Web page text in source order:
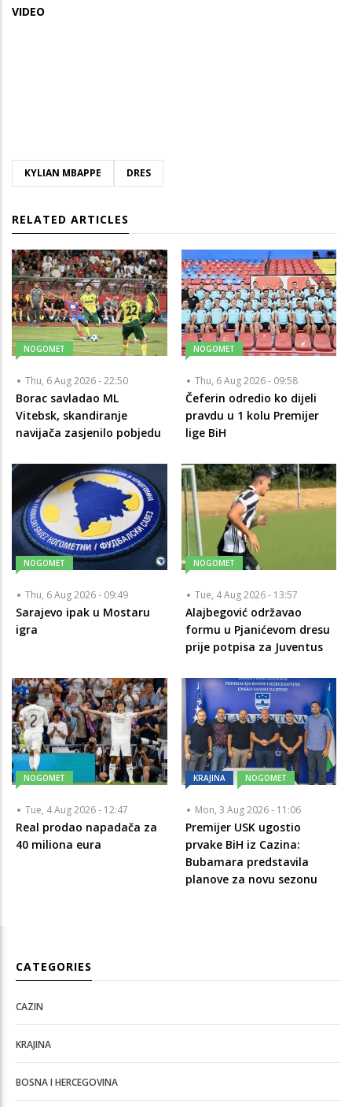
VIDEO
KYLIAN MBAPPE DRES
RELATED ARTICLES
NOGOMET
Thu, 6 Aug 2026 - 22:50
Borac savladao ML
Vitebsk, skandiranje
navijača zasjenilo pobjedu
NOGOMET
Thu, 6 Aug 2026 - 09:58
Čeferin odredio ko dijeli
pravdu u 1 kolu Premijer
lige BiH
NOGOMET
Thu, 6 Aug 2026 - 09:49
Sarajevo ipak u Mostaru
igra
NOGOMET
Tue, 4 Aug 2026 - 13:57
Alajbegović održavao
formu u Pjanićevom dresu
prije potpisa za Juventus
NOGOMET
Tue, 4 Aug 2026 - 12:47
Real prodao napadača za
40 miliona eura
KRAJINA NOGOMET
Mon, 3 Aug 2026 - 11:06
Premijer USK ugostio
prvake BiH iz Cazina:
Bubamara predstavila
planove za novu sezonu
CATEGORIES
CAZIN
KRAJINA
BOSNA I HERCEGOVINA